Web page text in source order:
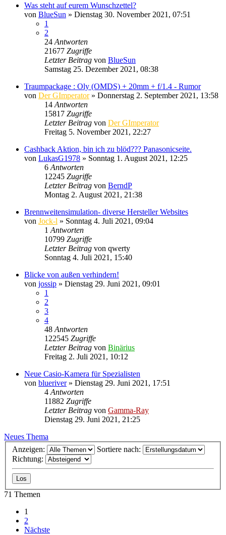
Was steht auf eurem Wunschzettel?
von BlueSun » Dienstag 30. November 2021, 07:51
1
2
24 Antworten
21677 Zugriffe
Letzter Beitrag von BlueSun
Samstag 25. Dezember 2021, 08:38
Traumpackage : Oly (OMDS) + 20mm + f/1.4 - Rumor
von Der GImperator» Donnerstag 2. September 2021, 13:58
14 Antworten
15817 Zugriffe
Letzter Beitrag von Der GImperator
Freitag 5. November 2021, 22:27
Cashback Aktion, bin ich zu blöd??? Panasonicseite.
von LukasG1978 » Sonntag 1. August 2021, 12:25
6 Antworten
12245 Zugriffe
Letzter Beitrag von BerndP
Montag 2. August 2021, 21:38
Brennweitensimulation- diverse Hersteller Websites
von Jock-l » Sonntag 4. Juli 2021, 09:04
1 Antworten
10799 Zugriffe
Letzter Beitrag von qwerty
Sonntag 4. Juli 2021, 15:40
Blicke von außen verhindern!
von jossip » Dienstag 29. Juni 2021, 09:01
1
2
3
4
48 Antworten
122545 Zugriffe
Letzter Beitrag von Binärius
Freitag 2. Juli 2021, 10:12
Neue Casio-Kamera für Spezialisten
von blueriver» Dienstag 29. Juni 2021, 17:51
4 Antworten
11882 Zugriffe
Letzter Beitrag von Gamma-Ray
Dienstag 29. Juni 2021, 21:25
Neues Thema
Anzeigen:
Sortiere nach:
Richtung:
71 Themen
1
2
Nächste